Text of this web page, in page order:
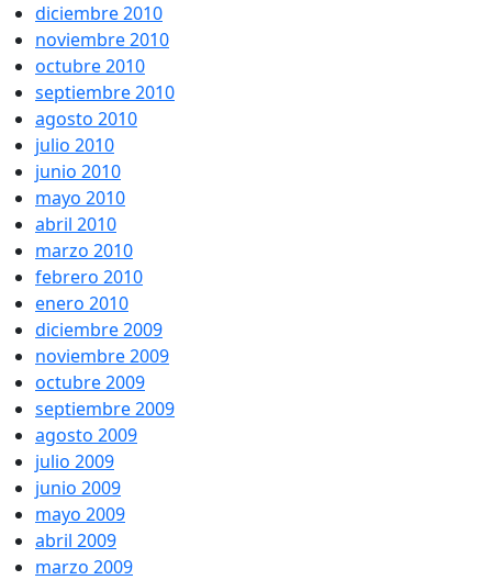
diciembre 2010
noviembre 2010
octubre 2010
septiembre 2010
agosto 2010
julio 2010
junio 2010
mayo 2010
abril 2010
marzo 2010
febrero 2010
enero 2010
diciembre 2009
noviembre 2009
octubre 2009
septiembre 2009
agosto 2009
julio 2009
junio 2009
mayo 2009
abril 2009
marzo 2009